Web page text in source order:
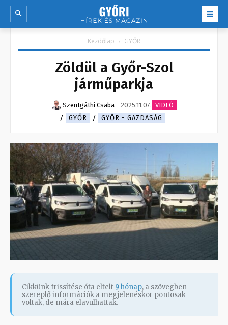
Kezdőlap GYŐR
Zöldül a Győr-Szol
járműparkja
Szentgáthi Csaba - 2025.11.07. VIDEÓ
GYŐR
GYŐR - GAZDASÁG
Cikkünk frissítése óta eltelt 9 hónap, a szövegben
szereplő információk a megjelenéskor pontosak
voltak, de mára elavulhattak.